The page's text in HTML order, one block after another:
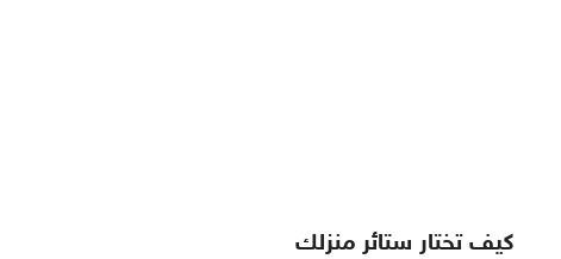
كيف تختار ستائر منزلك